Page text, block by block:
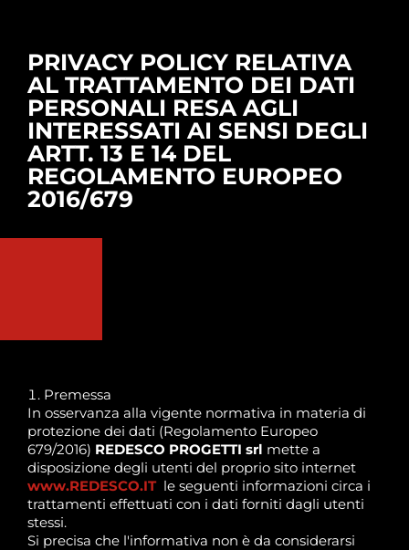
PRIVACY POLICY RELATIVA
AL TRATTAMENTO DEI DATI
PERSONALI RESA AGLI
INTERESSATI AI SENSI DEGLI
ARTT. 13 E 14 DEL
REGOLAMENTO EUROPEO
2016/679
Premessa
In osservanza alla vigente normativa in materia di
protezione dei dati (Regolamento Europeo
679/2016) REDESCO PROGETTI srl mette a
disposizione degli utenti del proprio sito internet
www.REDESCO.ITle seguenti informazioni circa i
trattamenti effettuati con i dati forniti dagli utenti
stessi.
Si precisa che l'informativa non è da considerarsi